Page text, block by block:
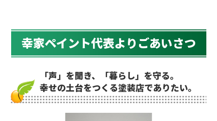
幸家ペイント代表よりごあいさつ
「声」を聞き、「暮らし」を守る。
幸せの土台をつくる塗装店でありたい。